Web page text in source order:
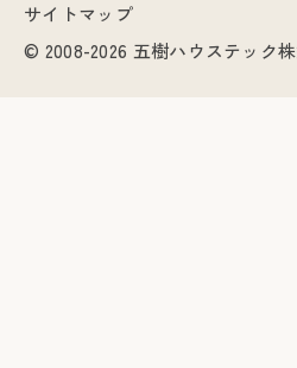
© 2008-2026 五樹ハウステック
サイトマップ